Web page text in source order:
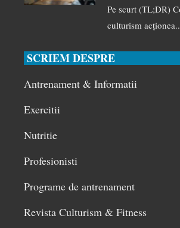
Pe scurt (TL;DR)
culturism
SCRIEM DESPRE
Antrenament & Informatii
Exercitii
Nutritie
Profesionisti
Programe de antrenament
Revista Culturism & Fitness